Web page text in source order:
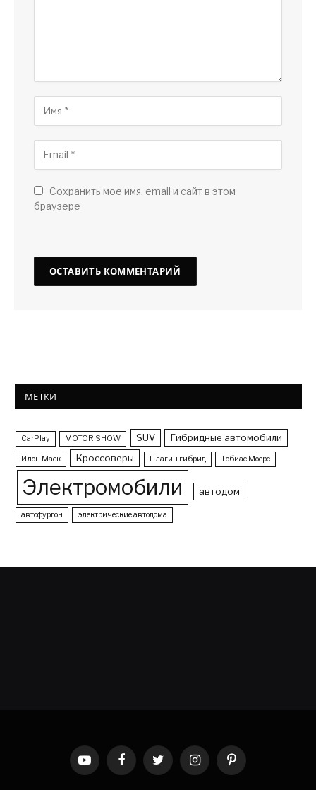
Сохранить мое имя, email и сайт в этом
браузере
МЕТКИ
CarPlay MOTOR SHOW SUV Гибридные автомобили
Илон Маск Кроссоверы Плагин гибрид Тобиас Моерс
Электромобили автодом
автофургон электрические автодома
YouTubeFacebookTwitter InstagramPinterest